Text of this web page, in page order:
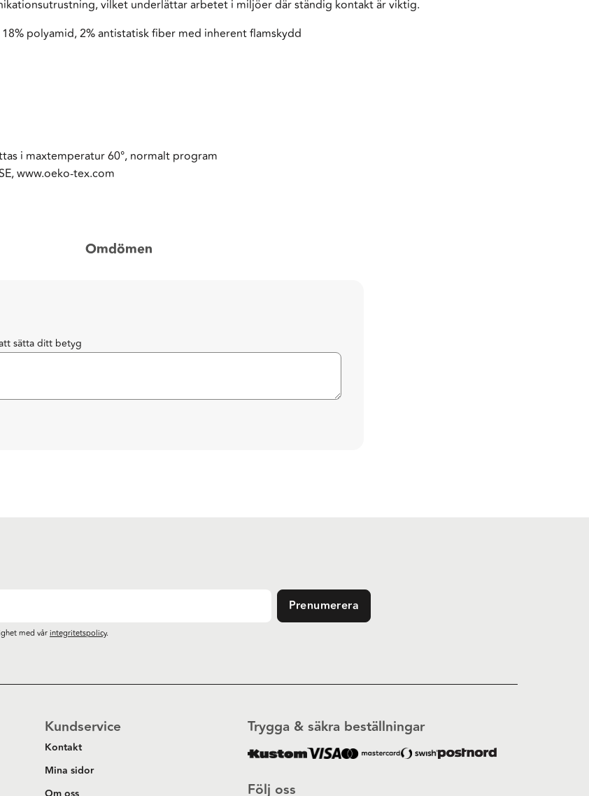
vilket underlättar arbetet i miljöer där ständig kontakt är viktig.
polyamid, 2% antistatisk fiber med inherent flamskydd
i maxtemperatur 60°, normalt program
www.oeko-tex.com
Omdömen
sätta ditt betyg
Prenumerera
med vårintegritetspolicy.
Kundservice
Kontakt
Mina sidor
Följ oss
Trygga & säkra beställningar